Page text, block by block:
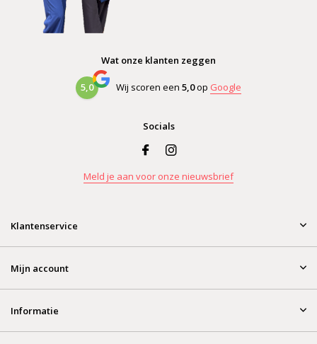
Wat onze klanten zeggen
5,0 Wij scoren een 5,0op Google
Socials
Meld je aan voor onze nieuwsbrief
Klantenservice
Mijn account
Informatie